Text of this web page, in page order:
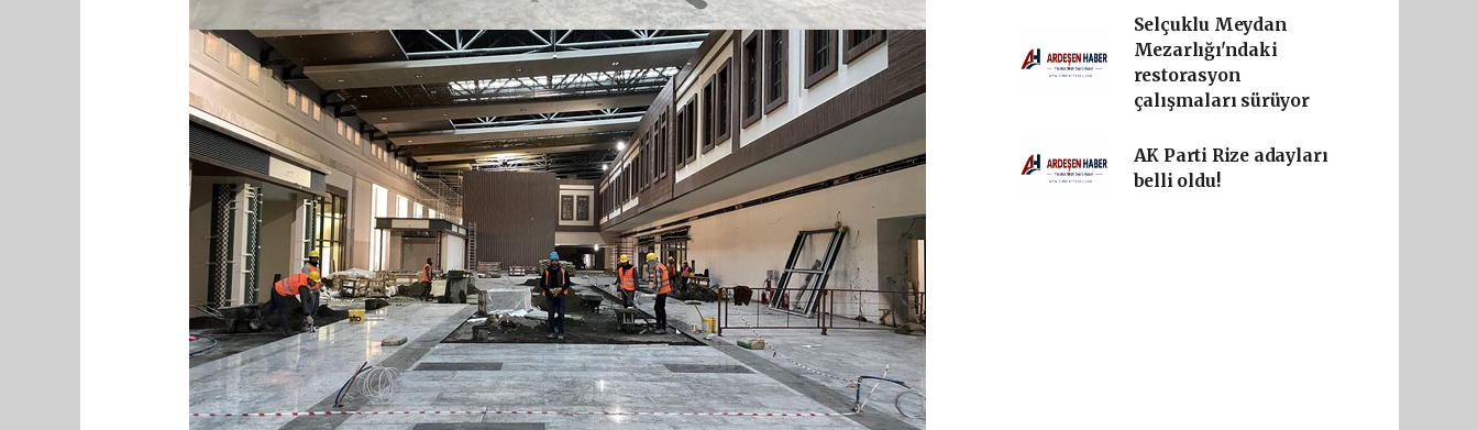
Selçuklu Meydan
Mezarlığı'ndaki
restorasyon
çalışmaları sürüyor
AK Parti Rize adayları
belli oldu!